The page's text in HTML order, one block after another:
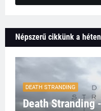
Népszerű cikkünk a héten
DEATH STRANDING
Death Stranding